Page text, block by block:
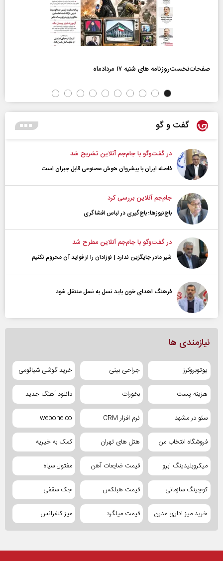
صفحات‌نخست‌روزنامه ها‌ی شنبه ۱۷ مردادماه
گفت و گو
در گفت‌و‌گو با جام‌جم آنلاین تشریح شد
فاصله ایران با پیشرو‌ان هوش مصنوعی قابل جبران است
جام‌جم آنلاین بررسی کرد
باج‌نیوزها؛ باج‌گیری در لباس افشاگری
در گفت‌و‌گو با جام‌جم آنلاین مطرح شد
شیر مادر جایگزین ندارد | نوزادان را از فواید آن محروم نکنیم
فرهنگ اهدای خون باید نسل به نسل منتقل شود
نیازمندی ها
یوتوبروکرز جراحی بینی خرید گوشی شیائومی
هزینه پست بخورات دانلود آهنگ جدید
سئو در مشهد نرم افزار CRM webone.co
فروشگاه انتخاب من هتل های تهران کمک به خیریه
میکروبلیدینگ ابرو قیمت ضایعات آهن مفتول سیاه
کوچینگ سازمانی قیمت هبلکس جک سقفی
خرید میز اداری مدرن قیمت میلگرد میز کنفرانس